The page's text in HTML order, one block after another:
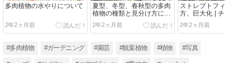
多肉植物の水やりについて
2年2ヶ月前
夏型、冬型、春秋型の多肉
植物の種類と見分け方につ
いて
2年2ヶ月前
ストレプトフ
方、巨大化 |
（エアプラン
2年2ヶ月前
#多肉植物 #ガーデニング #園芸 #観葉植物 #植物 #写真